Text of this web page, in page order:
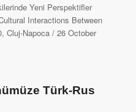
Yeni Perspektifler
Interactions Between
Cluj-Napoca / 26 October
Türk-Rus